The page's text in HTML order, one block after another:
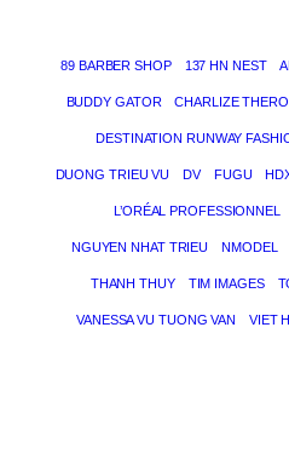
89 BARBER SHOP 137 HN NEST
BUDDY GATOR CHARLIZE
DESTINATION RUNWAY
DUONG TRIEU VU DV FUGU
L’ORÉAL PROFESSIONNEL
NGUYEN NHAT TRIEU NMODEL
THANH THUY TIM IMAGES
VANESSA VU TUONG VAN VIET